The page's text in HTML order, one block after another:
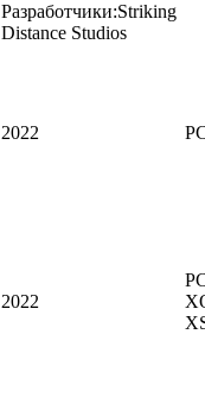
Разработчики:Striking
Distance Studios
2022
2022